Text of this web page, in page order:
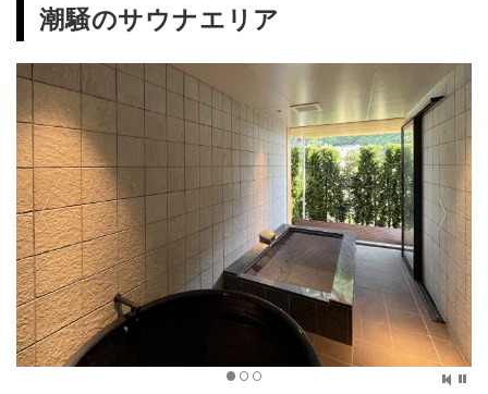
潮騒のサウナエリア